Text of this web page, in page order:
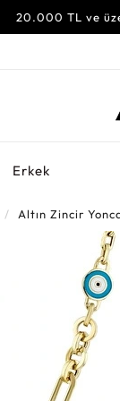
20.000 TL ve
Erkek
Altın Zincir